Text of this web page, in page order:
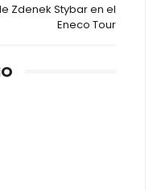
Zdenek Stybar en el
Eneco Tour